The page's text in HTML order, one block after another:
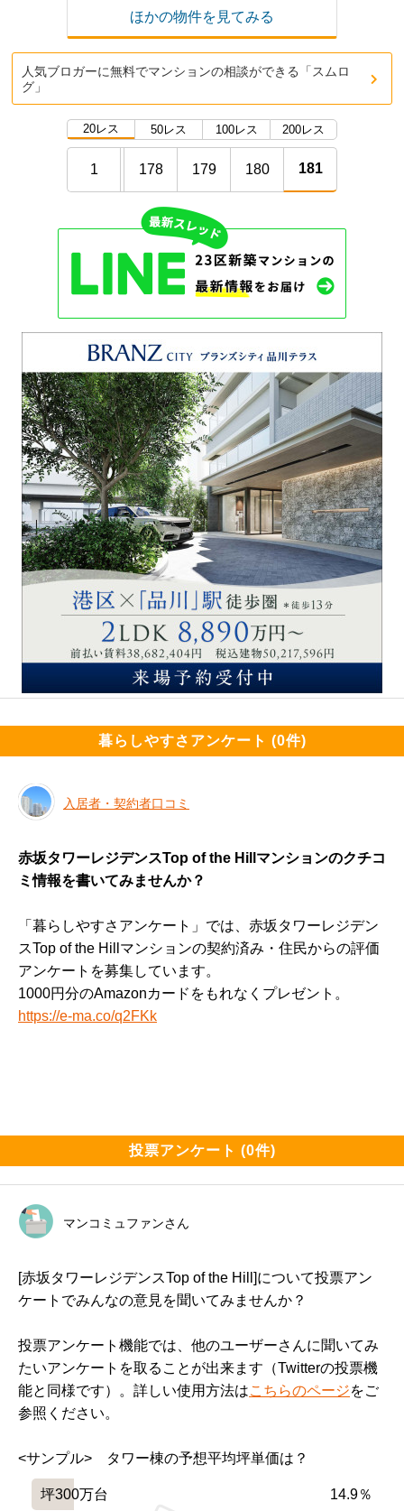
ほかの物件を見てみる
人気ブロガーに無料でマンションの相談ができる「スムロ
グ」
20レス 50レス 100レス 200レス
1 178 179 180 181
暮らしやすさアンケート (0件)
入居者・契約者口コミ
赤坂タワーレジデンスTop of the Hillマンションのクチコ
ミ情報を書いてみませんか？
「暮らしやすさアンケート」では、赤坂タワーレジデン
スTop of the Hillマンションの契約済み・住民からの評価
アンケートを募集しています。
1000円分のAmazonカードをもれなくプレゼント。
https://e-ma.co/q2FKk
投票アンケート (0件)
マンコミュファンさん
[赤坂タワーレジデンスTop of the Hill]について投票アン
ケートでみんなの意見を聞いてみませんか？
投票アンケート機能では、他のユーザーさんに聞いてみ
たいアンケートを取ることが出来ます（Twitterの投票機
能と同様です）。詳しい使用方法はこちらのページをご
参照ください。
<サンプル>　タワー棟の予想平均坪単価は？
坪300万台 14.9％